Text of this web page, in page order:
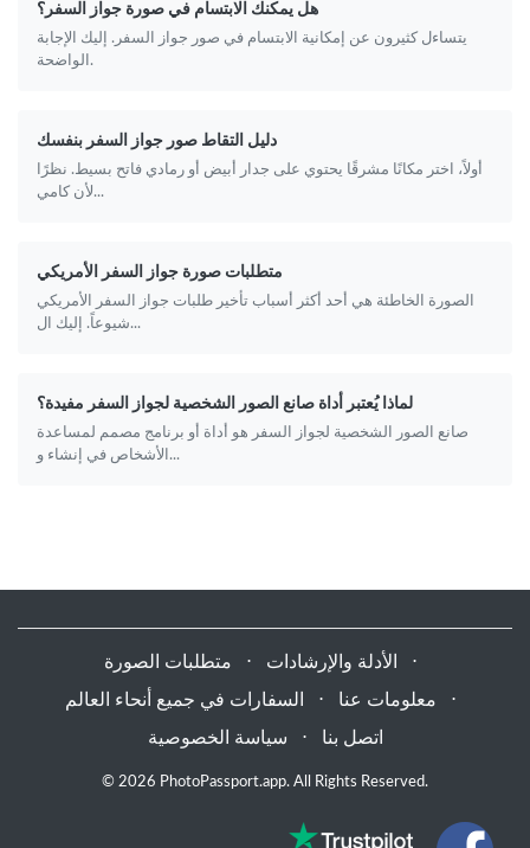
هل يمكنك الابتسام في صورة جواز السفر؟
يتساءل كثيرون عن إمكانية الابتسام في صور جواز السفر. إليك الإجابة
الواضحة.
دليل التقاط صور جواز السفر بنفسك
أولاً، اختر مكانًا مشرقًا يحتوي على جدار أبيض أو رمادي فاتح بسيط. نظرًا
لأن كامي...
متطلبات صورة جواز السفر الأمريكي
الصورة الخاطئة هي أحد أكثر أسباب تأخير طلبات جواز السفر الأمريكي
شيوعاً. إليك ال...
لماذا يُعتبر أداة صانع الصور الشخصية لجواز السفر مفيدة؟
صانع الصور الشخصية لجواز السفر هو أداة أو برنامج مصمم لمساعدة
الأشخاص في إنشاء و...
متطلبات الصورة ⋅ الأدلة والإرشادات
⋅
السفارات في جميع أنحاء العالم
⋅ معلومات عنا
⋅
سياسة الخصوصية
⋅ اتصل بنا
© 2026 PhotoPassport.app. All Rights Reserved.